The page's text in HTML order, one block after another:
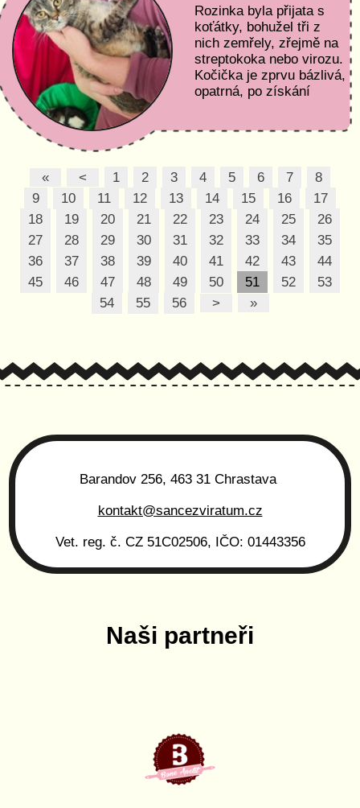
Rozinka byla přijata s
koťátky, bohužel tři z
nich zemřely, zřejmě na
streptokoka nebo virozu.
Kočička je zprvu bázlivá,
opatrná, po získání
« < 1 2 3 4 5 6 7
8
9
10 11 12 13 14 15 16
17
18
19 20 21 22 23 24 25
26
27
28 29 30 31 32 33 34
35
36
37 38 39 40 41 42 43
44
45
46 47 48 49 50 51 52
53
54
55 56 > »
Barandov 256, 463 31 Chrastava
kontakt@sancezviratum.cz
Vet. reg. č. CZ 51C02506, IČO: 01443356
Naši partneři